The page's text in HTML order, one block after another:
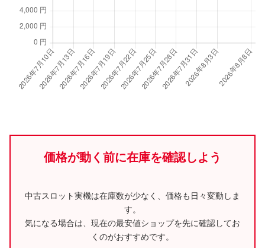
価格が動く前に在庫を確認しよう
中古スロット実機は在庫数が少なく、価格も日々変動しま
す。
気になる場合は、現在の最安値ショップを先に確認してお
くのがおすすめです。